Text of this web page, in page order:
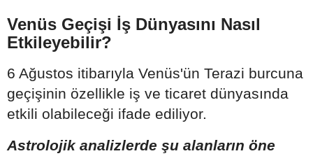
Venüs Geçişi İş Dünyasını Nasıl
Etkileyebilir?
6 Ağustos itibarıyla Venüs'ün Terazi burcuna
geçişinin özellikle iş ve ticaret dünyasında
etkili olabileceği ifade ediliyor.
Astrolojik analizlerde şu alanların öne